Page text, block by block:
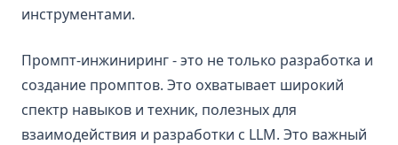
llm-tokenization
rag_hallucinations
synthetic_data
thoughtsculpt
инструментами.
Промпт-инжиниринг - это не только разработка и
создание промптов. Это охватывает широкий
спектр навыков и техник, полезных для
взаимодействия и разработки с LLM. Это важный